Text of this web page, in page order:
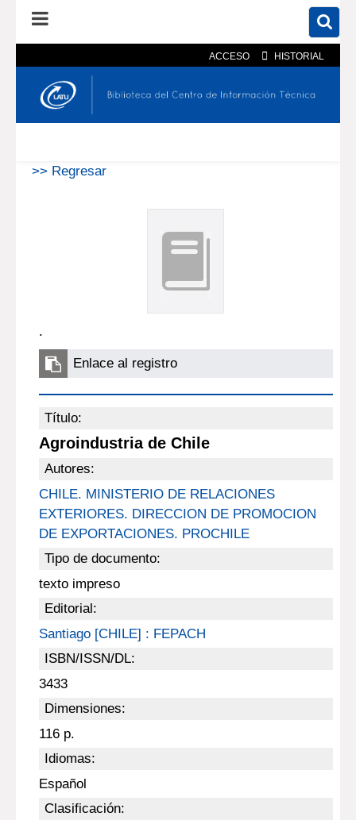
ACCESO HISTORIAL
En el catálogo En el sitio
>> Regresar
.
Enlace al registro
Título:
Agroindustria de Chile
Autores:
CHILE. MINISTERIO DE RELACIONES
EXTERIORES. DIRECCION DE PROMOCION
DE EXPORTACIONES. PROCHILE
Tipo de documento:
texto impreso
Editorial:
Santiago [CHILE] : FEPACH
ISBN/ISSN/DL:
3433
Dimensiones:
116 p.
Idiomas:
Español
Clasificación: